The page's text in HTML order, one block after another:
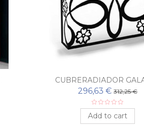
CUBRERADIADOR
296,63 € 312,25 €
Add to cart